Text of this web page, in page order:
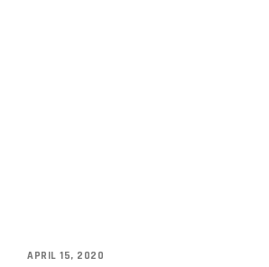
APRIL 15, 2020